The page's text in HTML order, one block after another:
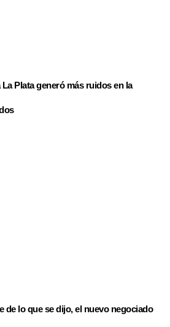
Plata generó más ruidos en la
de lo que se dijo, el nuevo negociado